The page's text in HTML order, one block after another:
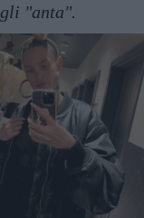
"anta".